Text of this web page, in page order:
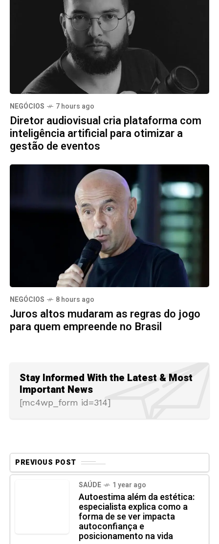
NEGÓCIOS 7 hours ago
Diretor audiovisual cria plataforma com
inteligência artificial para otimizar a
gestão de eventos
NEGÓCIOS 8 hours ago
Juros altos mudaram as regras do jogo
para quem empreende no Brasil
Stay Informed With the Latest & Most
Important News
[mc4wp_form id=314]
PREVIOUS POST
SAÚDE 1 year ago
Autoestima além da estética:
especialista explica como a
forma de se ver impacta
autoconfiança e
posicionamento na vida